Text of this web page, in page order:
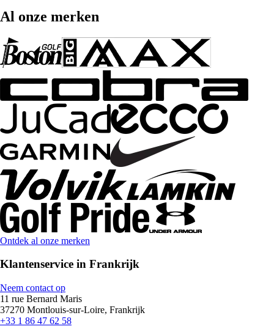
Al onze merken
Ontdek al onze merken
Klantenservice in Frankrijk
Neem contact op
11 rue Bernard Maris
37270 Montlouis-sur-Loire, Frankrijk
+33 1 86 47 62 58